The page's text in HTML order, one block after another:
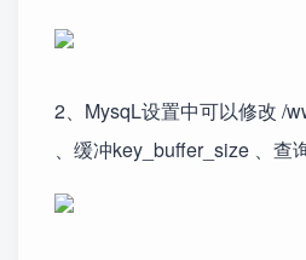
2、MysqL设置中可以修改 /
、缓冲key_buffer_size 、查